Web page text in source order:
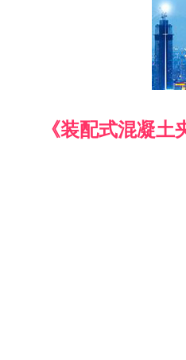
《装配式混凝土